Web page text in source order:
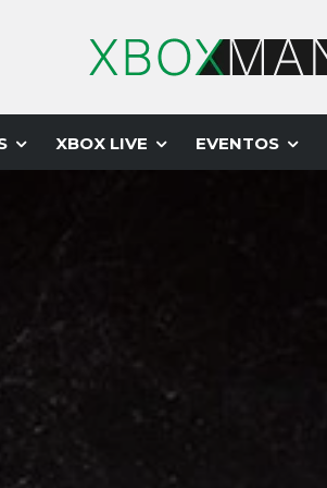
XBOX LIVE EVENTOS